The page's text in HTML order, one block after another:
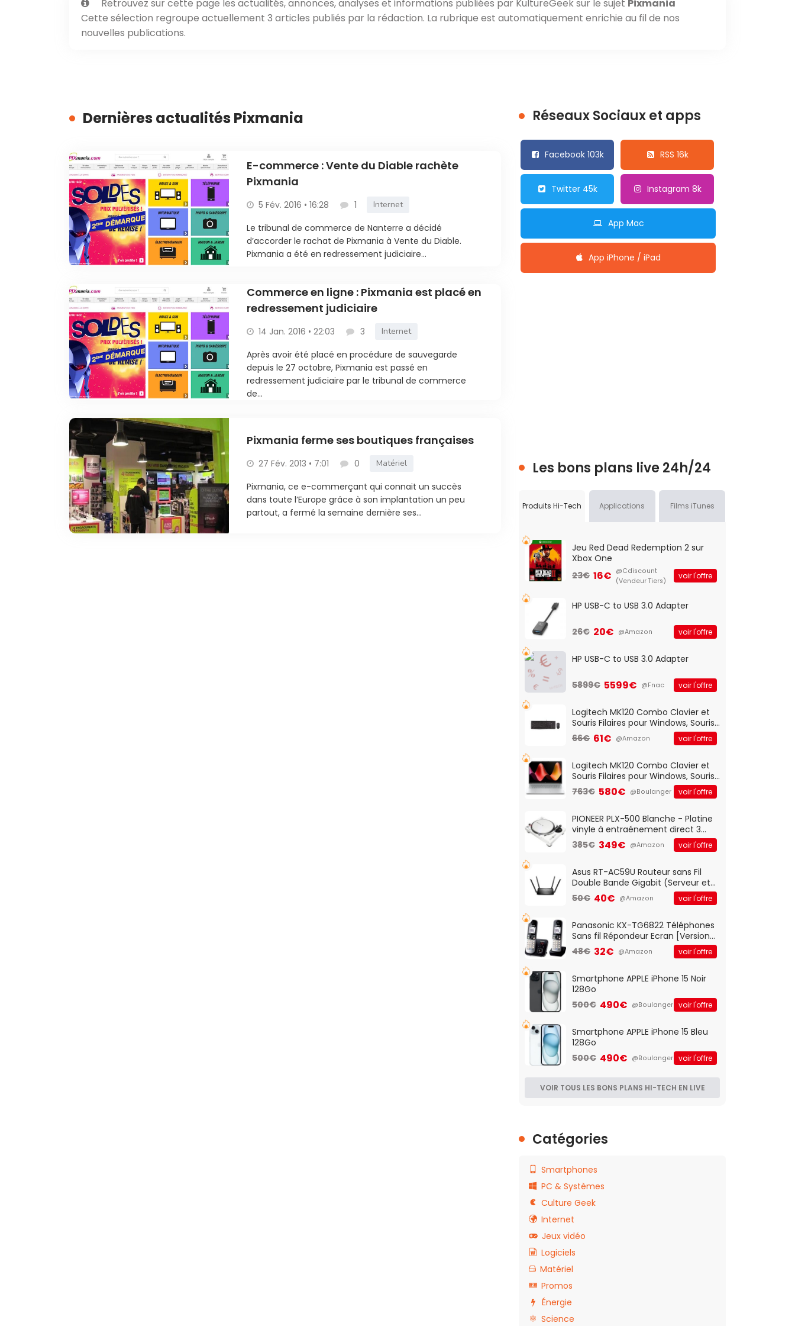
Retrouvez sur cette page les actualités, annonces, analyses et informations publiées par KultureGeek sur le sujet Pixmania
Cette sélection regroupe actuellement 3 articles publiés par la rédaction. La rubrique est automatiquement enrichie au fil de nos
nouvelles publications.
Dernières actualités Pixmania
E-commerce : Vente du Diable rachète
Pixmania
5 Fév. 2016 • 16:28 1 Internet
Le tribunal de commerce de Nanterre a décidé
d’accorder le rachat de Pixmania à Vente du Diable.
Pixmania a été en redressement judiciaire...
Commerce en ligne : Pixmania est placé en
redressement judiciaire
14 Jan. 2016 • 22:03 3 Internet
Après avoir été placé en procédure de sauvegarde
depuis le 27 octobre, Pixmania est passé en
redressement judiciaire par le tribunal de commerce
de...
Pixmania ferme ses boutiques françaises
27 Fév. 2013 • 7:01 0 Matériel
Pixmania, ce e-commerçant qui connait un succès
dans toute l’Europe grâce à son implantation un peu
partout, a fermé la semaine dernière ses...
Réseaux Sociaux et apps
Facebook 103k RSS 16k
Twitter 45k Instagram 8k
App Mac
App iPhone / iPad
Les bons plans live 24h/24
Produits Hi-Tech Applications Films iTunes
Jeu Red Dead Redemption 2 sur
Xbox One
23€ 16€ @Cdiscount
(Vendeur Tiers)
voir l'offre
HP USB-C to USB 3.0 Adapter
26€ 20€ @Amazon voir l'offre
HP USB-C to USB 3.0 Adapter
5899€ 5599€ @Fnac voir l'offre
Logitech MK120 Combo Clavier et
Souris Filaires pour Windows, Souris
Optique Filaire, Connexion USB Plug
And Play, Confortable, Taille
QWERTY UK - Noir
66€ 61€ @Amazon voir l'offre
Logitech MK120 Combo Clavier et
Souris Filaires pour Windows, Souris
Optique Filaire, Connexion USB Plug
And Play, Confortable, Taille
QWERTY UK - Noir
763€ 580€ @Boulanger voir l'offre
PIONEER PLX-500 Blanche - Platine
vinyle à entraénement direct 3
vitesses (33-45-78 trs/min) avec
pre-ampli intégré et port USB
385€ 349€ @Amazon voir l'offre
Asus RT-AC59U Routeur sans Fil
Double Bande Gigabit (Serveur et
Client VPN, Triple Vlan, Mode Point
d'accès et Bridge, contrôle
50€ 40€ @Amazon voir l'offre
Panasonic KX-TG6822 Téléphones
Sans fil Répondeur Ecran [Version
Française]
48€ 32€ @Amazon voir l'offre
Smartphone APPLE iPhone 15 Noir
128Go
500€ 490€ @Boulanger voir l'offre
Smartphone APPLE iPhone 15 Bleu
128Go
500€ 490€ @Boulanger voir l'offre
VOIR TOUS LES BONS PLANS HI-TECH EN LIVE
Catégories
Smartphones
PC & Systèmes
Culture Geek
Internet
Jeux vidéo
Logiciels
Matériel
Promos
Énergie
Science